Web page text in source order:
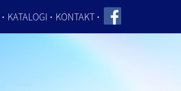
KATALOGI KONTAKT